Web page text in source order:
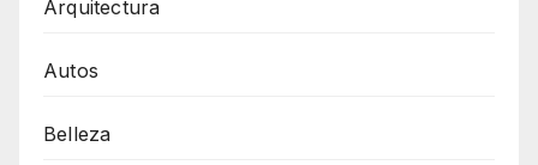
Arquitectura
Autos
Belleza